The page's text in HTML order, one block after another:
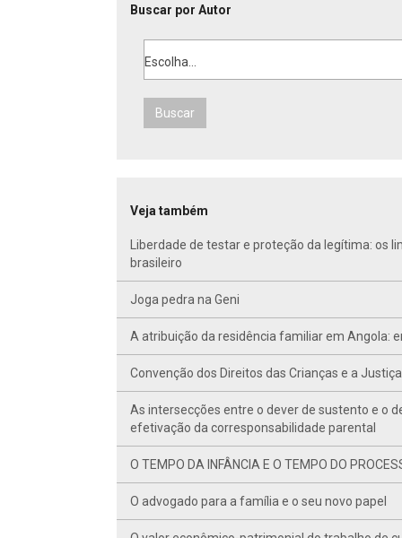
Buscar por Autor
Escolha...
Buscar
Veja também
Liberdade de testar e proteção da legítima: os
brasileiro
Joga pedra na Geni
A atribuição da residência familiar em Angola:
Convenção dos Direitos das Crianças e a
As intersecções entre o dever de sustento e o
efetivação da corresponsabilidade parental
O TEMPO DA INFÂNCIA E O TEMPO DO
O advogado para a família e o seu novo papel